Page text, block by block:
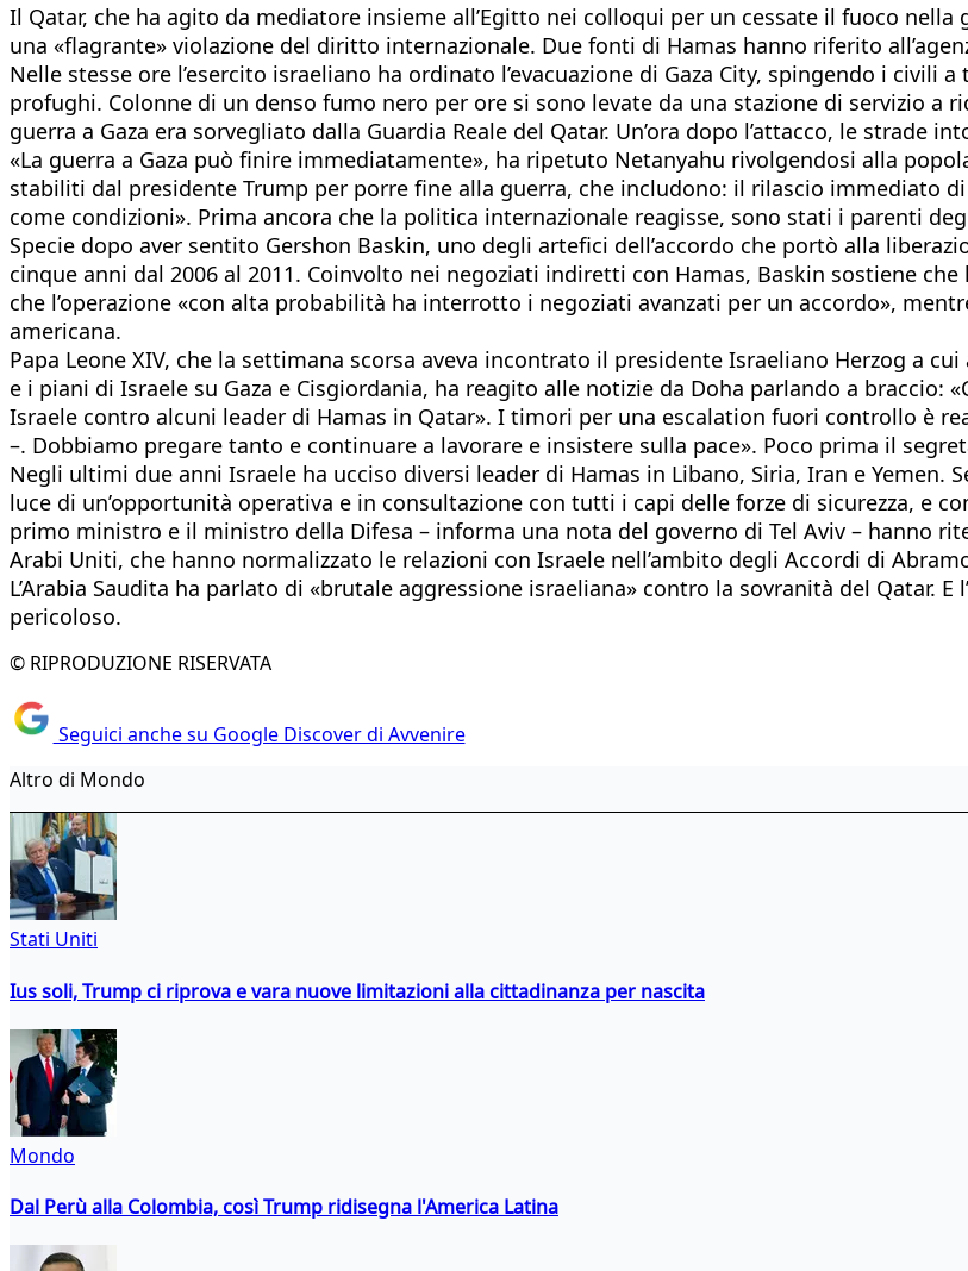
Il Qatar, che ha agito da mediatore insieme all’Egitto nei colloqui per un cessate il fuoco nella
una «flagrante» violazione del diritto internazionale. Due fonti di Hamas hanno riferito
Nelle stesse ore l’esercito israeliano ha ordinato l’evacuazione di Gaza City, spingendo i
profughi. Colonne di un denso fumo nero per ore si sono levate da una stazione di servizio a
guerra a Gaza era sorvegliato dalla Guardia Reale del Qatar. Un’ora dopo l’attacco, le strade
«La guerra a Gaza può finire immediatamente», ha ripetuto Netanyahu rivolgendosi alla
stabiliti dal presidente Trump per porre fine alla guerra, che includono: il rilascio immediato
come condizioni». Prima ancora che la politica internazionale reagisse, sono stati i parenti
Specie dopo aver sentito Gershon Baskin, uno degli artefici dell’accordo che portò alla
cinque anni dal 2006 al 2011. Coinvolto nei negoziati indiretti con Hamas, Baskin sostiene
che l’operazione «con alta probabilità ha interrotto i negoziati avanzati per un accordo»,
americana.
Papa Leone XIV, che la settimana scorsa aveva incontrato il presidente Israeliano Herzog a
e i piani di Israele su Gaza e Cisgiordania, ha reagito alle notizie da Doha parlando a braccio:
Israele contro alcuni leader di Hamas in Qatar». I timori per una escalation fuori controllo è
–. Dobbiamo pregare tanto e continuare a lavorare e insistere sulla pace». Poco prima il
Negli ultimi due anni Israele ha ucciso diversi leader di Hamas in Libano, Siria, Iran e
luce di un’opportunità operativa e in consultazione con tutti i capi delle forze di sicurezza, e
primo ministro e il ministro della Difesa – informa una nota del governo di Tel Aviv – hanno
Arabi Uniti, che hanno normalizzato le relazioni con Israele nell’ambito degli Accordi di
L’Arabia Saudita ha parlato di «brutale aggressione israeliana» contro la sovranità del Qatar.
pericoloso.
© RIPRODUZIONE RISERVATA
Seguici anche su Google Discover di Avvenire
Altro di Mondo
Stati Uniti
Ius soli, Trump ci riprova e vara nuove limitazioni alla cittadinanza per nascita
Mondo
Dal Perù alla Colombia, così Trump ridisegna l'America Latina